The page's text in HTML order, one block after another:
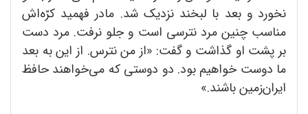
نخورد و بعد با لبخند نزدیک شد. مادر فهمید کرّه‌اش
مناسب چنین مرد نترسی است و جلو نرفت. مرد دست
بر پشت او گذاشت و گفت: «از من نترس. از این به بعد
ما دوست خواهیم بود. دو دوستی که می‌خواهند حافظ
ایران‌زمین باشند.»